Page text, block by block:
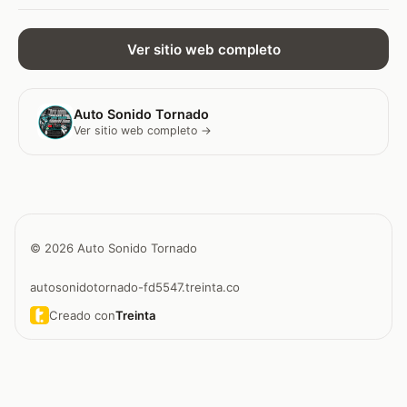
Ver sitio web completo
Auto Sonido Tornado
Ver sitio web completo →
© 2026 Auto Sonido Tornado
autosonidotornado-fd5547.treinta.co
Creado conTreinta